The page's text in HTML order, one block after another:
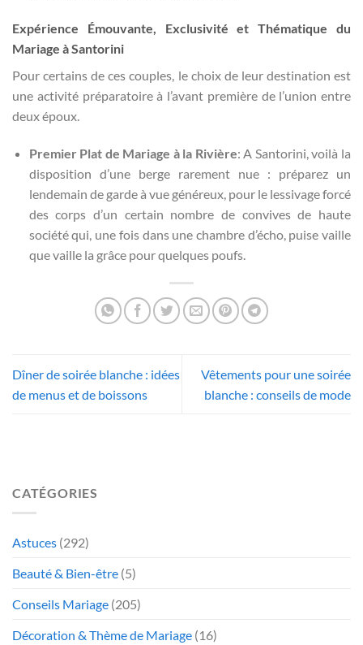
Expérience Émouvante, Exclusivité et Thématique du
Mariage à Santorini
Pour certains de ces couples, le choix de leur destination est
une activité préparatoire à l’avant première de l’union entre
deux époux.
Premier Plat de Mariage à la Rivière: A Santorini, voilà la
disposition d’une berge rarement nue : préparez un
lendemain de garde à vue généreux, pour le lessivage forcé
des corps d’un certain nombre de convives de haute
société qui, une fois dans une chambre d’écho, puise vaille
que vaille la grâce pour quelques poufs.
Dîner de soirée blanche : idées
de menus et de boissons
Vêtements pour une soirée
blanche : conseils de mode
CATÉGORIES
Astuces (292)
Beauté & Bien-être (5)
Conseils Mariage (205)
Décoration & Thème de Mariage (16)